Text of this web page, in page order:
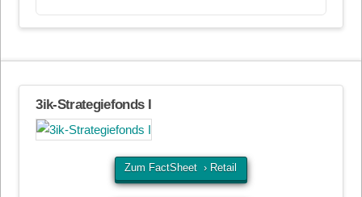
3ik-Strategiefonds I
Zum FactSheet › Retail